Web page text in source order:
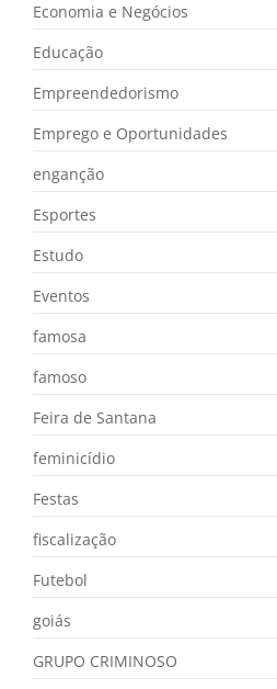
Economia e Negócios
Educação
Empreendedorismo
Emprego e Oportunidades
enganção
Esportes
Estudo
Eventos
famosa
famoso
Feira de Santana
feminicídio
Festas
fiscalização
Futebol
goiás
GRUPO CRIMINOSO